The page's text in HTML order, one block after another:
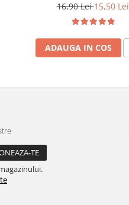
16,90 Lei15,50 Lei
ADAUGA IN COS